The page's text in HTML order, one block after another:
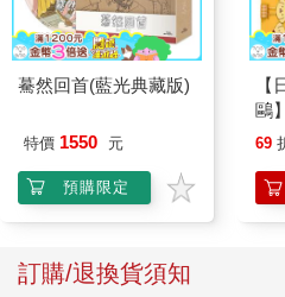
驀然回首(藍光典藏版)
特價 1550 元
預購限定
【
鷗
(8
企鵝
69
訂購/退換貨須知